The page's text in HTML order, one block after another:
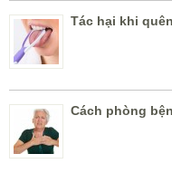
Tác hại khi
Cách phòng